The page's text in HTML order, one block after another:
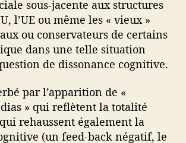
sous-jacente aux structures
l’UE ou même les « vieux »
ou conservateurs de certains
dans une telle situation
de dissonance cognitive.
par l’apparition de «
» qui reflètent la totalité
rehaussent également la
(un feed-back négatif, le